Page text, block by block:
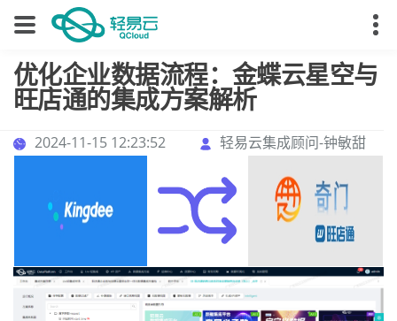
优化企业数据流程：金蝶云星空与
旺店通的集成方案解析
2024-11-15 12:23:52 轻易云集成顾问-钟敏甜